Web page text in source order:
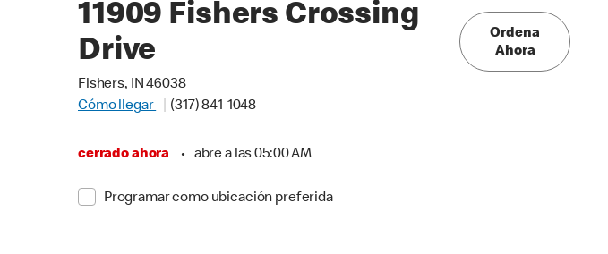
11909 Fishers Crossing
Drive
Fishers, IN 46038
Cómo llegar
(317) 841-1048
cerrado ahora • abre a las 05:00 AM
Programar como ubicación preferida
Ordena
Ahora